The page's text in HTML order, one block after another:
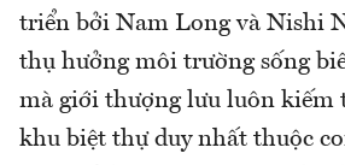
triển bởi Nam Long và Nishi
thụ hưởng môi trường sống
mà giới thượng lưu luôn kiếm
khu biệt thự duy nhất thuộc